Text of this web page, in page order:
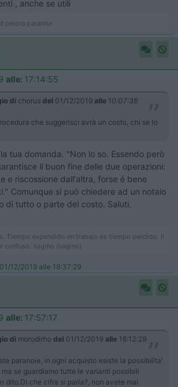
, anche se utili
peiora parantur
alle: 17:14:55
di chorus del 01/12/2019 alle 10:07:36
che suggerisci avrà un costo, chi se lo
tua domanda. "Non lo so. Essendo però
il buon fine delle due operazioni:
e riscossione dall'altra, forse é bene
Comunque si può chiedere ad un notaio
di tutto o parte del costo. Saluti.
Tiempo expendido en trabajo es tiempo perdido. Il
confuso. luigino (luigino)
12/2019 alle 19:37:29
alle: 17:57:17
di morodirho del 01/12/2019 alle 16:12:29
paranoie, in ogni acquisto esiste la possibilita'
se guardiamo tutte le varianti possibili
dito.Di che cifra si parla?, non avete mai